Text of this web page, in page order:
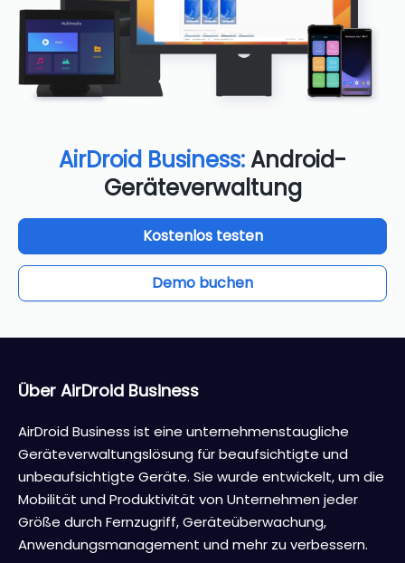
AirDroid Business:Android-
Geräteverwaltung
Kostenlos testen
Demo buchen
Über AirDroid Business
AirDroid Business ist eine unternehmenstaugliche
Geräteverwaltungslösung für beaufsichtigte und
unbeaufsichtigte Geräte. Sie wurde entwickelt, um die
Mobilität und Produktivität von Unternehmen jeder
Größe durch Fernzugriff, Geräteüberwachung,
Anwendungsmanagement und mehr zu verbessern.